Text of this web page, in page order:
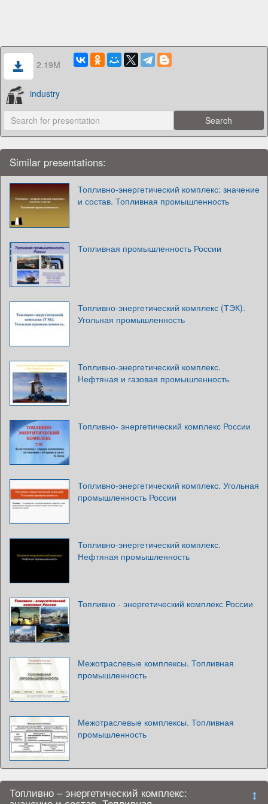
2.19M
industry
Similar presentations:
Топливно-энергетический комплекс: значение
и состав. Топливная промышленность
Топливная промышленность России
Топливно-энергетический комплекс (ТЭК).
Угольная промышленность
Топливно-энергетический комплекс.
Нефтяная и газовая промышленность
Топливно- энергетический комплекс России
Топливно-энергетический комплекс. Угольная
промышленность России
Топливно-энергетический комплекс.
Нефтяная промышленность
Топливно - энергетический комплекс России
Межотраслевые комплексы. Топливная
промышленность
Межотраслевые комплексы. Топливная
промышленность
Топливно – энергетический комплекс: